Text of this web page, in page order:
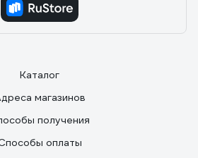
Каталог
магазинов
получения
оплаты